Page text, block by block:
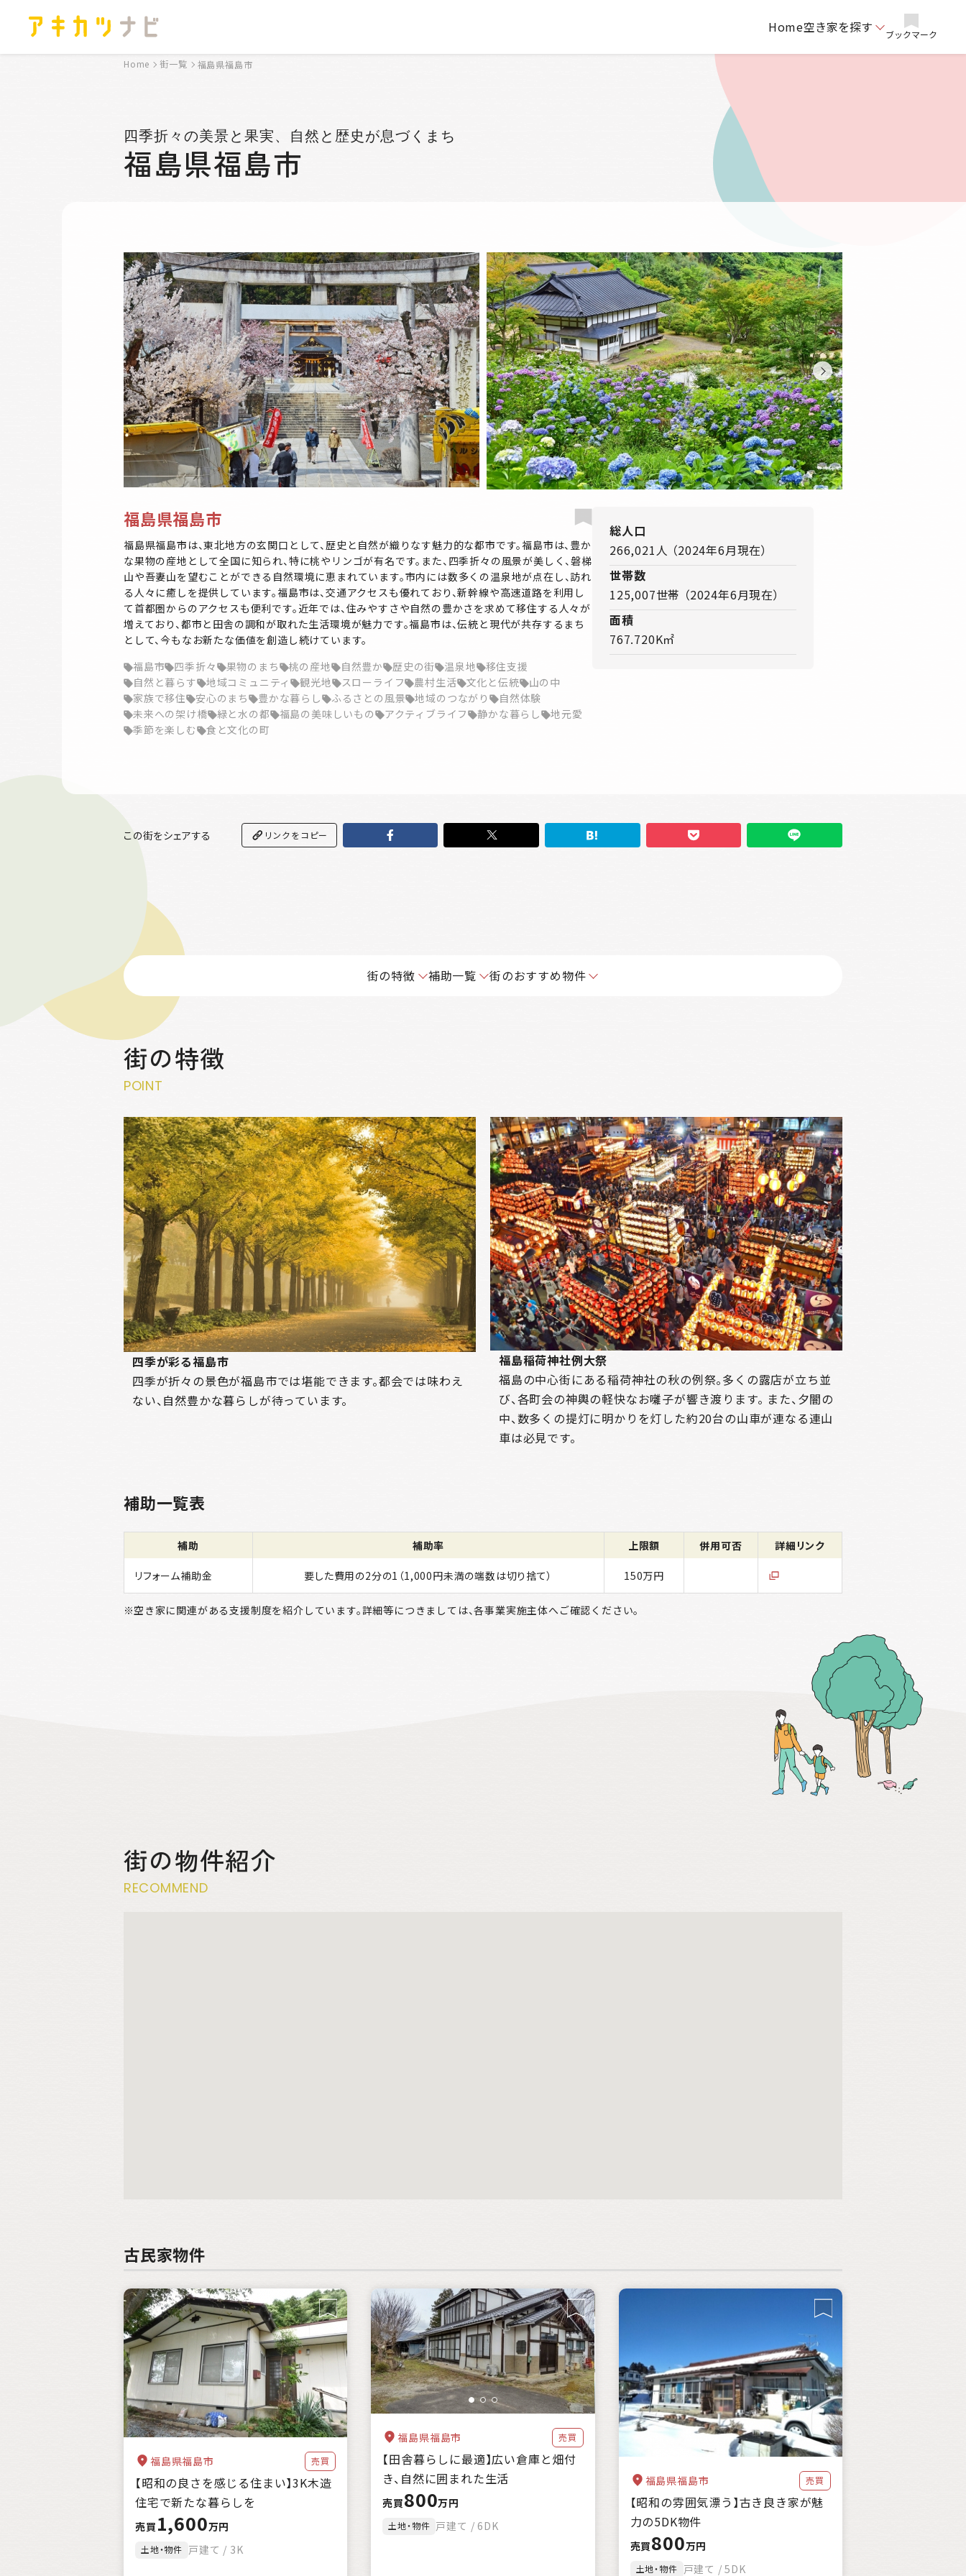
Home空き家を探す ブックマーク
Home 街一覧 福島県福島市
四季折々の美景と果実、自然と歴史が息づくまち
福島県福島市
福島県福島市
福島県福島市は、東北地方の玄関口として、歴史と自然が織りなす魅力的な都市です。福島市は、豊か
な果物の産地として全国に知られ、特に桃やリンゴが有名です。また、四季折々の風景が美しく、磐梯
山や吾妻山を望むことができる自然環境に恵まれています。市内には数多くの温泉地が点在し、訪れ
る人々に癒しを提供しています。福島市は、交通アクセスも優れており、新幹線や高速道路を利用し
て首都圏からのアクセスも便利です。近年では、住みやすさや自然の豊かさを求めて移住する人々が
増えており、都市と田舎の調和が取れた生活環境が魅力です。福島市は、伝統と現代が共存するまち
として、今もなお新たな価値を創造し続けています。
福島市
四季折々 果物のまち 桃の産地 自然豊か 歴史の街 温泉地
移住支援
自然と暮らす
地域コミュニティ 観光地 スローライフ 農村生活 文化と伝統
山の中
家族で移住
安心のまち 豊かな暮らし ふるさとの風景 地域のつながり
自然体験
未来への架け橋
緑と水の都 福島の美味しいもの アクティブライフ 静かな暮らし
地元愛
季節を楽しむ
食と文化の町
総人口
266,021人 （2024年6月現在）
世帯数
125,007世帯 （2024年6月現在）
面積
767.720K㎡
この街をシェアする リンクをコピー
街の特徴 補助一覧 街のおすすめ物件
街の特徴
POINT
四季が彩る福島市
四季が折々の景色が福島市では堪能できます。都会では味わえ
ない、自然豊かな暮らしが待っています。
福島稲荷神社例大祭
福島の中心街にある稲荷神社の秋の例祭。多くの露店が立ち並
び、各町会の神輿の軽快なお囃子が響き渡ります。 また、夕闇の
中、数多くの提灯に明かりを灯した約20台の山車が連なる連山
車は必見です。
補助一覧表
補助 補助率 上限額 併用可否 詳細リンク
リフォーム補助金 要した費用の2分の1（1,000円未満の端数は切り捨て） 150万円
空き家に関連がある支援制度を紹介しています。詳細等につきましては、各事業実施主体へご確認ください。
街の物件紹介
RECOMMEND
古民家物件
福島県福島市 売買
【昭和の良さを感じる住まい】3K木造
住宅で新たな暮らしを
売買 1,600万円
土地・物件 戸建て / 3K
福島県福島市 売買
【田舎暮らしに最適】広い倉庫と畑付
き、自然に囲まれた生活
売買800万円
土地・物件 戸建て / 6DK
福島県福島市 売買
【昭和の雰囲気漂う】古き良き家が魅
力の5DK物件
売買800万円
土地・物件 戸建て / 5DK